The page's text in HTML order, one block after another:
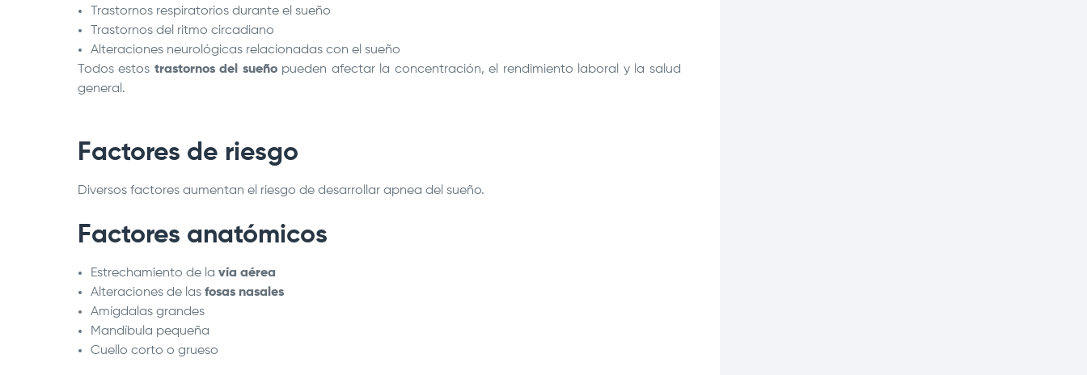
Trastornos respiratorios durante el sueño
Trastornos del ritmo circadiano
Alteraciones neurológicas relacionadas con el sueño
Todos estos trastornos del sueñopueden afectar la concentración, el rendimiento laboral y la salud
general.
Factores de riesgo
Diversos factores aumentan el riesgo de desarrollar apnea del sueño.
Factores anatómicos
Estrechamiento de la vía aérea
Alteraciones de las fosas nasales
Amígdalas grandes
Mandíbula pequeña
Cuello corto o grueso